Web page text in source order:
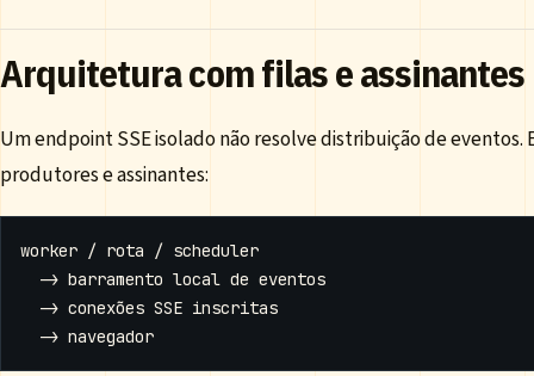
Arquitetura com filas e assinantes
Um endpoint SSE isolado não resolve distribuição de eventos.
produtores e assinantes: